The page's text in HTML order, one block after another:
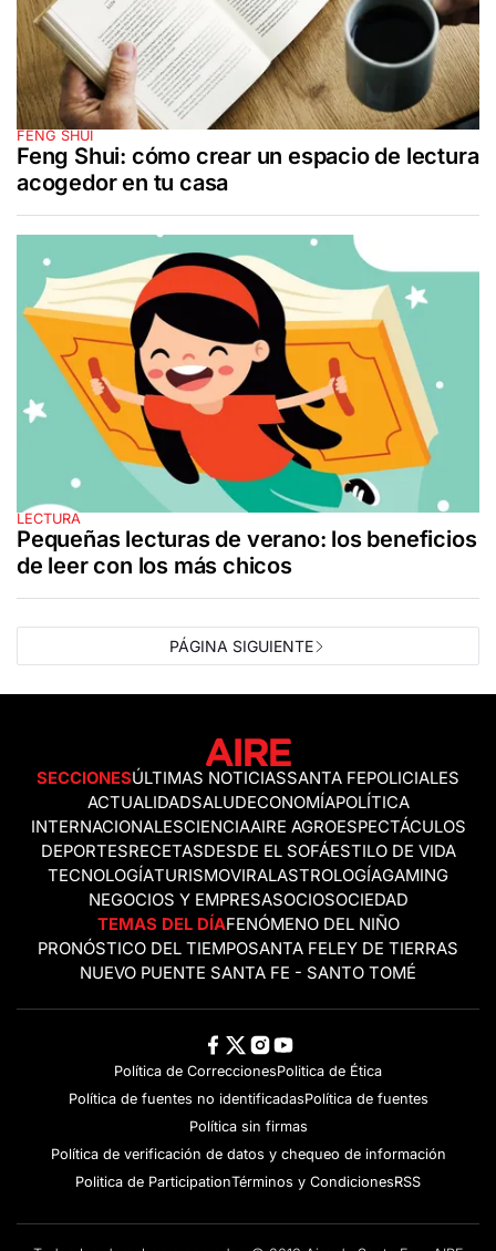
FENG SHUI
Feng Shui: cómo crear un espacio de lectura
acogedor en tu casa
LECTURA
Pequeñas lecturas de verano: los beneficios
de leer con los más chicos
PÁGINA SIGUIENTE
SECCIONESÚLTIMAS NOTICIASSANTA FEPOLICIALES
ACTUALIDADSALUDECONOMÍAPOLÍTICA
INTERNACIONALESCIENCIAAIRE AGROESPECTÁCULOS
DEPORTESRECETASDESDE EL SOFÁESTILO DE VIDA
TECNOLOGÍATURISMOVIRALASTROLOGÍAGAMING
NEGOCIOS Y EMPRESASOCIOSOCIEDAD
TEMAS DEL DÍAFENÓMENO DEL NIÑO
PRONÓSTICO DEL TIEMPOSANTA FELEY DE TIERRAS
NUEVO PUENTE SANTA FE - SANTO TOMÉ
Política de CorreccionesPolitica de Ética
Política de fuentes no identificadasPolítica de fuentes
Política sin firmas
Política de verificación de datos y chequeo de información
Politica de ParticipationTérminos y CondicionesRSS